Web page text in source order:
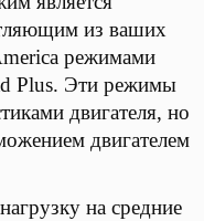
из ваших
режимами
Plus. Эти режимы
двигателя, но
двигателем
на средние